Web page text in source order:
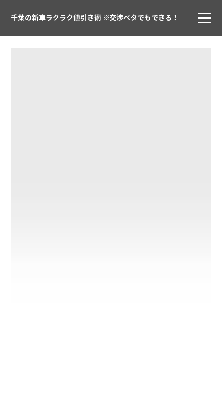
千葉の新車ラクラク値引き術 ※交渉ベタでもできる！